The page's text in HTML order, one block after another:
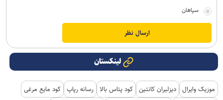
سپاهان
لینکستان
موزیک وایرال دیزلیران کانتین کود پتاس بالا رسانه رپاپ کود مایع مرغی